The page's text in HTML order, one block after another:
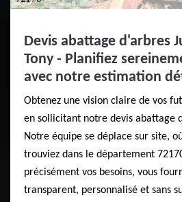
Devis abattage d'arbres
Tony - Planifiez
avec notre estimation
Obtenez une vision claire de vos
en sollicitant notre devis abattage
Notre équipe se déplace sur site,
trouviez dans le département
précisément vos besoins, vous
transparent, personnalisé et sans